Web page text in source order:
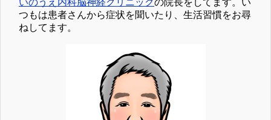
つもは患者さんから症状を聞いたり、生活習慣をお尋
ねしてます。